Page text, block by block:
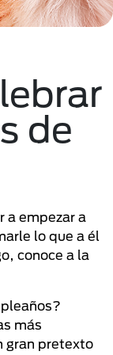
de
a empezar a
lo que a él
conoce a la
más
gran pretexto